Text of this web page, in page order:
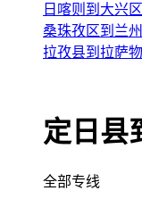
日喀则到大兴
桑珠孜区到兰
拉孜县到拉萨
定日县
全部专线